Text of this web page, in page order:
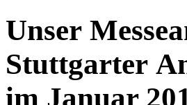
Unser
Stuttgarter
im Januar